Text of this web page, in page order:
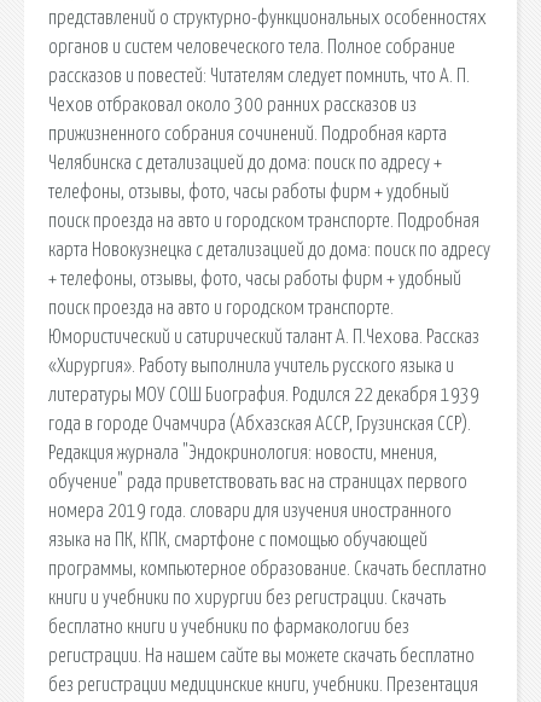
представлений о структурно-функциональных особенностях
органов и систем человеческого тела. Полное собрание
рассказов и повестей: Читателям следует помнить, что А. П.
Чехов отбраковал около 300 ранних рассказов из
прижизненного собрания сочинений. Подробная карта
Челябинска с детализацией до дома: поиск по адресу +
телефоны, отзывы, фото, часы работы фирм + удобный
поиск проезда на авто и городском транспорте. Подробная
карта Новокузнецка с детализацией до дома: поиск по адресу
+ телефоны, отзывы, фото, часы работы фирм + удобный
поиск проезда на авто и городском транспорте.
Юмористический и сатирический талант А. П.Чехова. Рассказ
«Хирургия». Работу выполнила учитель русского языка и
литературы МОУ СОШ Биография. Родился 22 декабря 1939
года в городе Очамчира (Абхазская АССР, Грузинская ССР).
Редакция журнала "Эндокринология: новости, мнения,
обучение" рада приветствовать вас на страницах первого
номера 2019 года. словари для изучения иностранного
языка на ПК, КПК, смартфоне с помощью обучающей
программы, компьютерное образование. Скачать бесплатно
книги и учебники по хирургии без регистрации. Скачать
бесплатно книги и учебники по фармакологии без
регистрации. На нашем сайте вы можете скачать бесплатно
без регистрации медицинские книги, учебники. Презентация